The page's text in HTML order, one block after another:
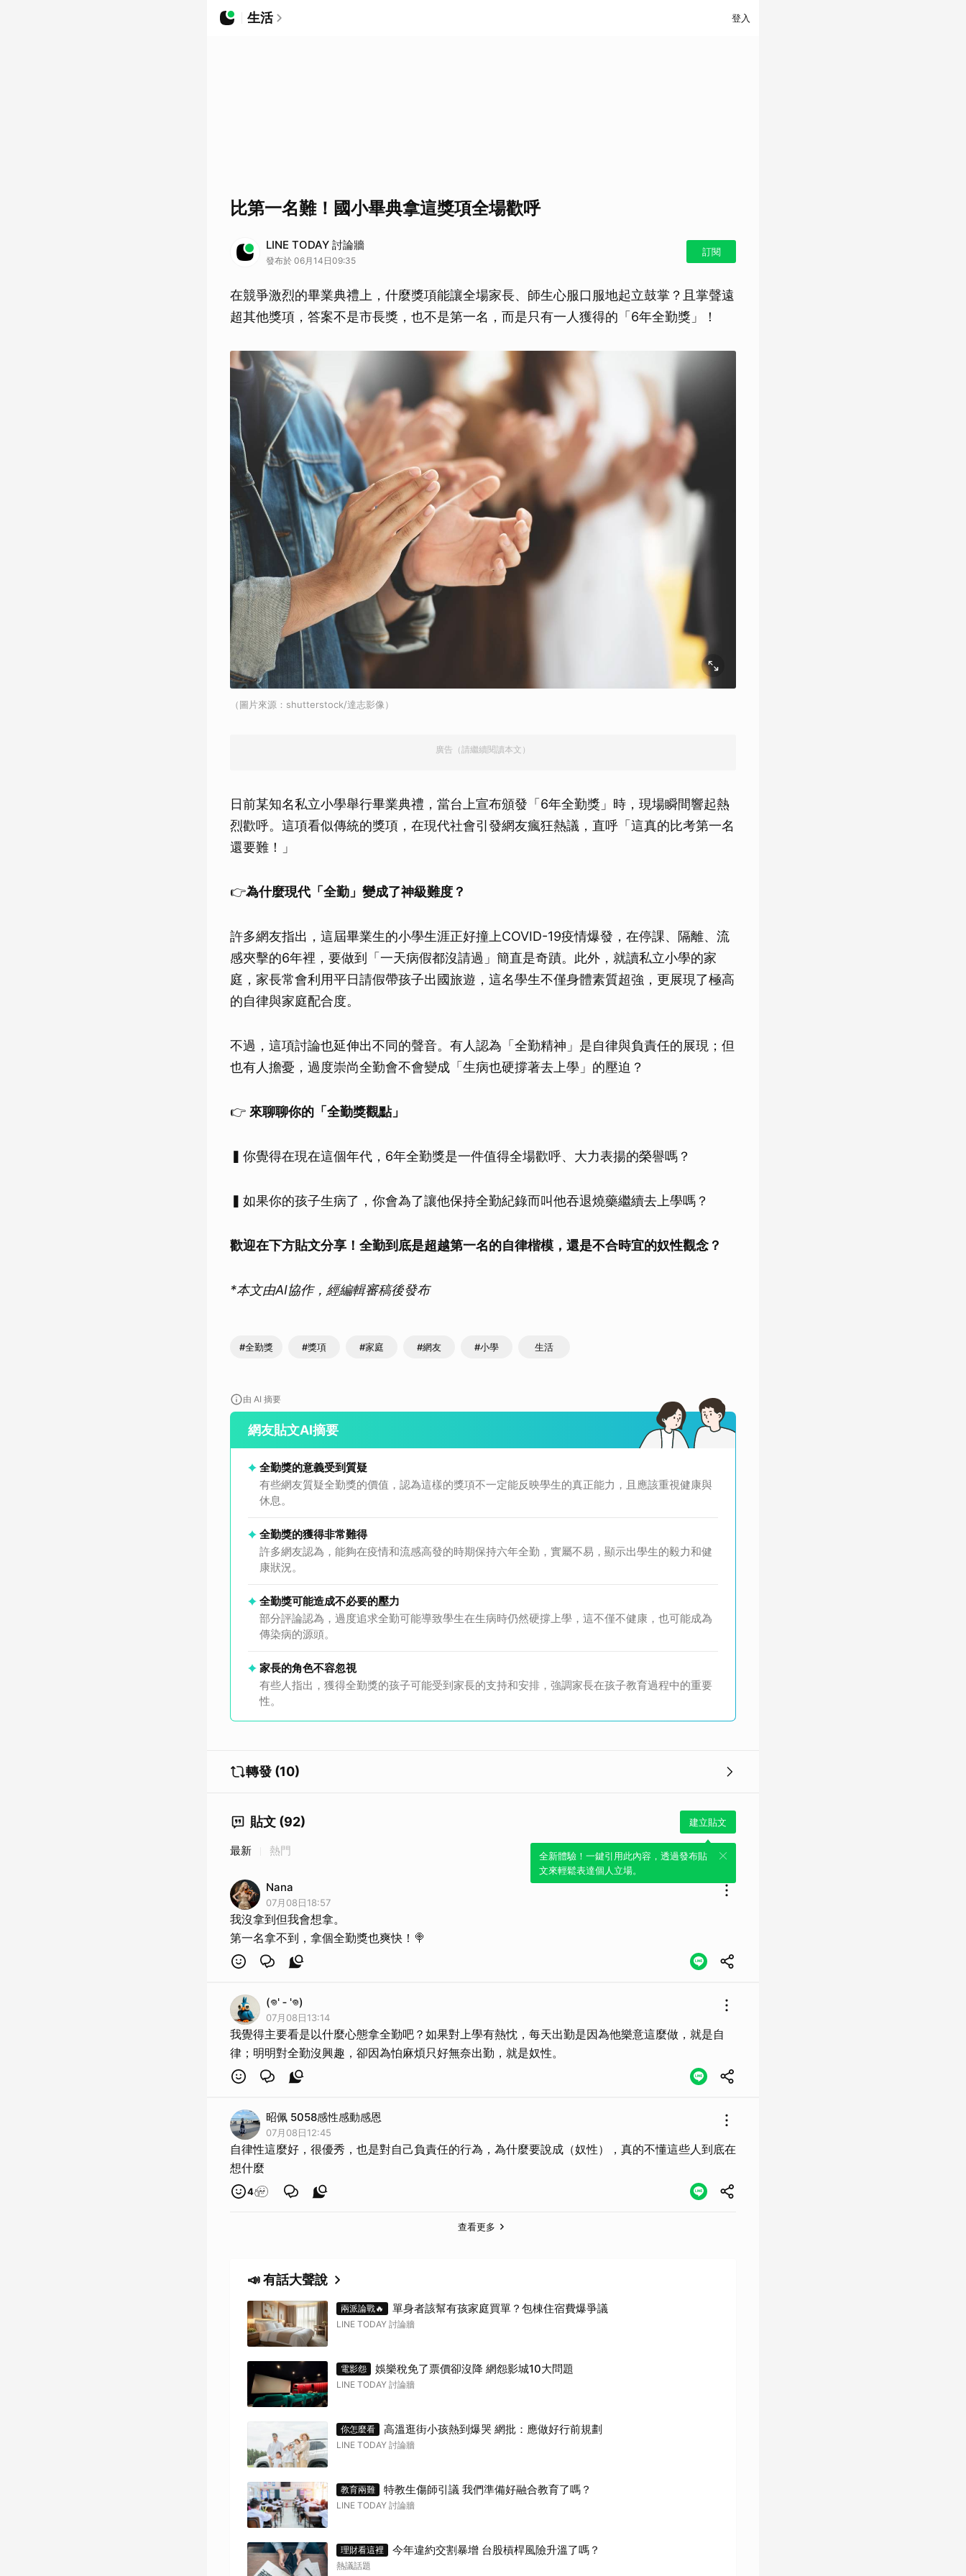
生活 登入
比第一名難！國小畢典拿這獎項全場歡呼
LINE TODAY 討論牆
發布於 06月14日09:35
訂閱
在競爭激烈的畢業典禮上，什麼獎項能讓全場家長、師生心服口服地起立鼓掌？且掌聲遠
超其他獎項，答案不是市長獎，也不是第一名，而是只有一人獲得的「6年全勤獎」！
（圖片來源：shutterstock/達志影像）
廣告（請繼續閱讀本文）
日前某知名私立小學舉行畢業典禮，當台上宣布頒發「6年全勤獎」時，現場瞬間響起熱
烈歡呼。這項看似傳統的獎項，在現代社會引發網友瘋狂熱議，直呼「這真的比考第一名
還要難！」
👉為什麼現代「全勤」變成了神級難度？
許多網友指出，這屆畢業生的小學生涯正好撞上COVID-19疫情爆發，在停課、隔離、流
感夾擊的6年裡，要做到「一天病假都沒請過」簡直是奇蹟。此外，就讀私立小學的家
庭，家長常會利用平日請假帶孩子出國旅遊，這名學生不僅身體素質超強，更展現了極高
的自律與家庭配合度。
不過，這項討論也延伸出不同的聲音。有人認為「全勤精神」是自律與負責任的展現；但
也有人擔憂，過度崇尚全勤會不會變成「生病也硬撐著去上學」的壓迫？
👉 來聊聊你的「全勤獎觀點」
▍你覺得在現在這個年代，6年全勤獎是一件值得全場歡呼、大力表揚的榮譽嗎？
▍如果你的孩子生病了，你會為了讓他保持全勤紀錄而叫他吞退燒藥繼續去上學嗎？
歡迎在下方貼文分享！全勤到底是超越第一名的自律楷模，還是不合時宜的奴性觀念？
*本文由AI協作，經編輯審稿後發布
#全勤獎 #獎項 #家庭 #網友 #小學 生活
由 AI 摘要
網友貼文AI摘要
全勤獎的意義受到質疑
有些網友質疑全勤獎的價值，認為這樣的獎項不一定能反映學生的真正能力，且應該重視健康與
休息。
全勤獎的獲得非常難得
許多網友認為，能夠在疫情和流感高發的時期保持六年全勤，實屬不易，顯示出學生的毅力和健
康狀況。
全勤獎可能造成不必要的壓力
部分評論認為，過度追求全勤可能導致學生在生病時仍然硬撐上學，這不僅不健康，也可能成為
傳染病的源頭。
家長的角色不容忽視
有些人指出，獲得全勤獎的孩子可能受到家長的支持和安排，強調家長在孩子教育過程中的重要
性。
轉發 (10)
貼文 (92) 建立貼文
全新體驗！一鍵引用此內容，透過發布貼
文來輕鬆表達個人立場。
最新 熱門
Nana
07月08日18:57
我沒拿到但我會想拿。
第一名拿不到，拿個全勤獎也爽快！🍭
(𖦹‎' ‐ '𖦹‎‎)
07月08日13:14
我覺得主要看是以什麼心態拿全勤吧？如果對上學有熱忱，每天出勤是因為他樂意這麼做，就是自
律；明明對全勤沒興趣，卻因為怕麻煩只好無奈出勤，就是奴性。
昭佩 5058感性感動感恩
07月08日12:45
自律性這麼好，很優秀，也是對自己負責任的行為，為什麼要說成（奴性），真的不懂這些人到底在
想什麼
4
查看更多
📣 有話大聲說
兩派論戰🔥 單身者該幫有孩家庭買單？包棟住宿費爆爭議
LINE TODAY 討論牆
電影怨 娛樂稅免了票價卻沒降 網怨影城10大問題
LINE TODAY 討論牆
你怎麼看 高溫逛街小孩熱到爆哭 網批：應做好行前規劃
LINE TODAY 討論牆
教育兩難 特教生傷師引議 我們準備好融合教育了嗎？
LINE TODAY 討論牆
理財看這裡 今年違約交割暴增 台股槓桿風險升溫了嗎？
熱議話題
取消